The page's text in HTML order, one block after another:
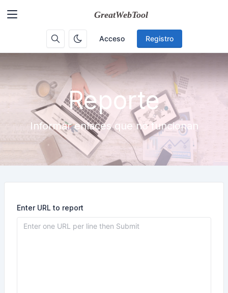
Acceso Registro
Reporte
Informar enlaces que no funcionan
Enter URL to report